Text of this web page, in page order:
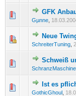
GFK
Gµnne
0
Neue
SchreiterTuning
0
Schweiß
SchranzMaschine
0
Ist es
GothicGhoul
0